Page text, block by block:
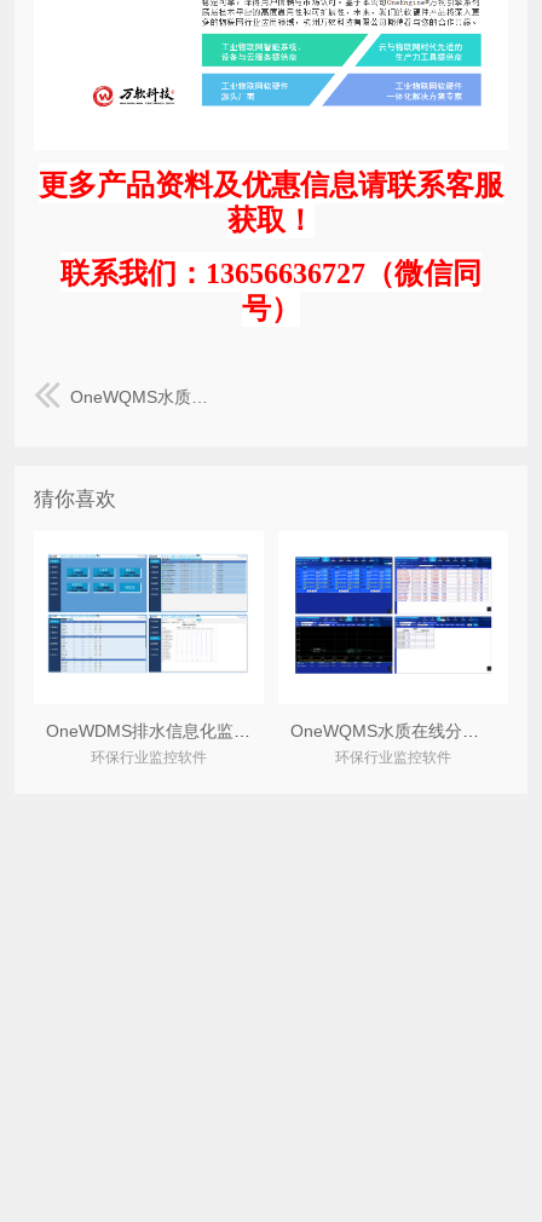
更多产品资料及优惠信息请联系客服
获取！
联系我们：13656636727（微信同
号）
OneWQMS水质在线分析监控系统
猜你喜欢
环保行业监控软件 环保行业监控软件